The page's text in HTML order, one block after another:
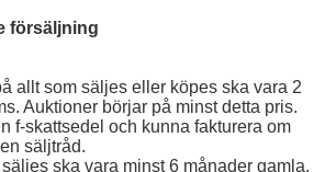
försäljning
allt som säljes eller köpes ska vara 2
Auktioner börjar på minst detta pris.
f-skattsedel och kunna fakturera om
säljtråd.
ska vara minst 6 månader gamla.